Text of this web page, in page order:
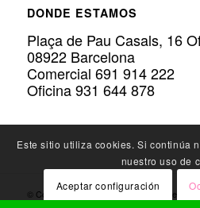
DONDE ESTAMOS
Plaça de Pau Casals, 16
08922 Barcelona
Comercial 691 914 222
Oficina 931 644 878
© Copyright Policarbonato.PRO - Expertos
Este sitio utiliza cookies. Si continúa
nuestro uso de
Aceptar configuración